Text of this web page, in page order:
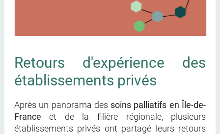
Retours d'expérience des
établissements privés
Après un panorama des soins palliatifs en Île-de-
France et de la filière régionale, plusieurs
établissements privés ont partagé leurs retours